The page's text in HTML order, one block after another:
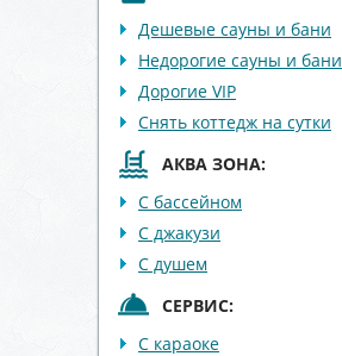
Дешевые сауны и бани
Недорогие сауны и бани
Дорогие VIP
Снять коттедж на сутки
АКВА ЗОНА:
С бассейном
С джакузи
С душем
СЕРВИС:
С караоке